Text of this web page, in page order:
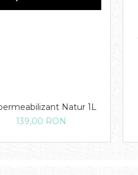
Natur 1L
139,00 RON